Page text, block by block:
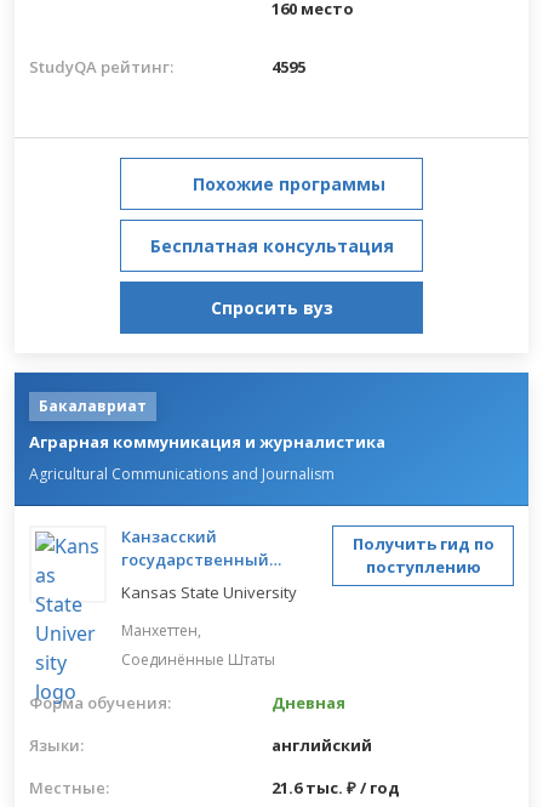
160 место
StudyQA рейтинг: 4595
Похожие программы
Бесплатная консультация
Спросить вуз
Бакалавриат
Аграрная коммуникация и журналистика
Agricultural Communications and Journalism
Канзасский
государственный
университет
Kansas State University
Манхеттен,
Соединённые Штаты
Получить гид по
поступлению
Форма обучения:
Дневная
Языки:
английский
Местные:
21.6 тыс. ₽ / год